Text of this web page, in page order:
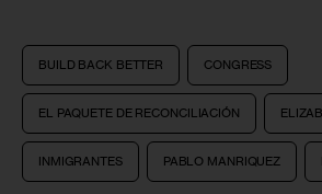
BUILD BACK BETTER CONGRESS
EL PAQUETE DE RECONCILIACIÓN
INMIGRANTES PABLO MANRIQUEZ